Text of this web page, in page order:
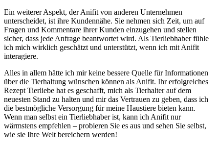
Ein weiterer ​Aspekt, der Anifit von‌ anderen Unternehmen⁢
unterscheidet, ist‌ ihre ⁣Kundennähe. Sie nehmen sich Zeit, um‍ auf
Fragen und⁤ Kommentare ihrer Kunden einzugehen und⁤ stellen
sicher, dass jede‌ Anfrage beantwortet wird. Als Tierliebhaber fühle
ich ‍mich wirklich geschätzt und unterstützt,‍ wenn ‍ich mit Anifit
interagiere.
Alles in allem hätte ich mir keine bessere Quelle ⁤für⁢ Informationen
über die Tierhaltung wünschen können als ⁤Anifit. ‍Ihr erfolgreiches
Rezept Tierliebe hat es geschafft, mich als Tierhalter auf‌ dem
neuesten Stand zu halten ‍und⁢ mir das Vertrauen​ zu geben,‌ dass ‍ich
die bestmögliche Versorgung für meine Haustiere bieten kann.
Wenn man selbst ein Tierliebhaber ist, kann ich Anifit nur
wärmstens empfehlen – probieren Sie es aus und sehen Sie selbst,
wie sie Ihre Welt bereichern werden!